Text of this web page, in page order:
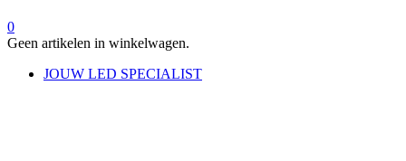
0
Geen artikelen in winkelwagen.
JOUW LED SPECIALIST